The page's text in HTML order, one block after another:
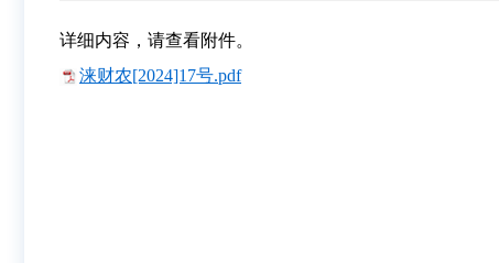
详细内容，请查看附件。
涞财农[2024]17号.pdf